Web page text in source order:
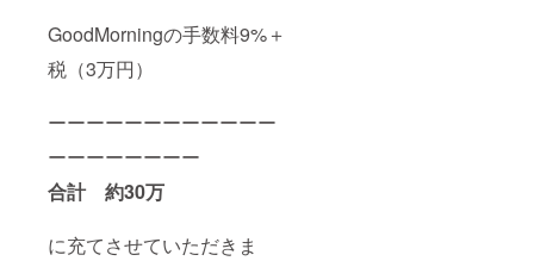
GoodMorningの手数料9%＋
税（3万円）
ーーーーーーーーーーーー
ーーーーーーーー
合計 約30万
に充てさせていただきま